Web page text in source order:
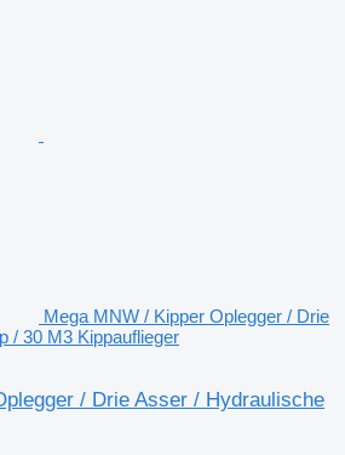
Mega MNW / Kipper Oplegger / Drie
/ 30 M3 Kippauflieger
/ Drie Asser / Hydraulische